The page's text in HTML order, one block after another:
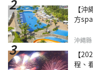
【
方
沖繩縣
【
程、